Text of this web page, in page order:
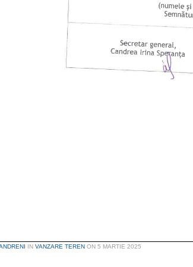
IN VANZARE TEREN ON 5 MARTIE 2025